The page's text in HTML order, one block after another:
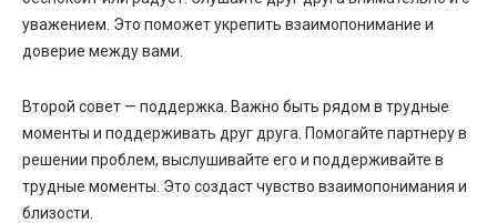
уважением. Это поможет укрепить взаимопонимание и
доверие между вами.
Второй совет — поддержка. Важно быть рядом в трудные
моменты и поддерживать друг друга. Помогайте партнеру в
решении проблем, выслушивайте его и поддерживайте в
трудные моменты. Это создаст чувство взаимопонимания и
близости.